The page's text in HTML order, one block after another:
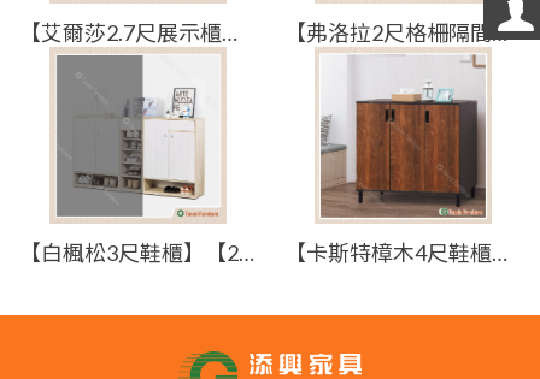
【艾爾莎2.7尺展示櫃】【2025-B1544-3】【添興家具】 【弗洛拉2尺格柵隔間鞋櫃】【2025-HYB389-04】【添興家具】
【白楓松3尺鞋櫃】【2026-H428-2】【添興家具】 【卡斯特樟木4尺鞋櫃】【2026-E435-4】【添興家具】